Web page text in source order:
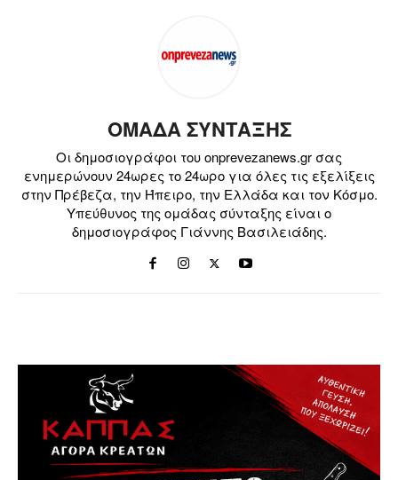
ΟΜΑΔΑ ΣΥΝΤΑΞΗΣ
Οι δημοσιογράφοι του onprevezanews.gr σας
ενημερώνουν 24ωρες το 24ωρο για όλες τις εξελίξεις
στην Πρέβεζα, την Ήπειρο, την Ελλάδα και τον Κόσμο.
Υπεύθυνος της ομάδας σύνταξης είναι ο
δημοσιογράφος Γιάννης Βασιλειάδης.